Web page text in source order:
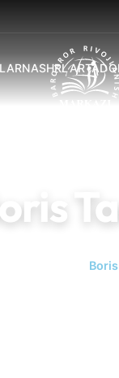
NASHRLAR